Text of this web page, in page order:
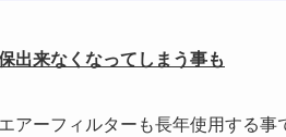
出来なくなってしまう事も
アーフィルターも長年使用する事